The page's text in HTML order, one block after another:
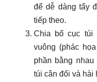
để dễ dàng tẩy
tiếp theo.
Chia bố cục túi
vuông (phác
phần bằng
túi cân đối và hài